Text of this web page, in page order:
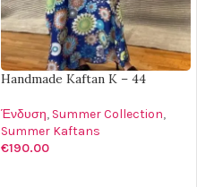
Handmade Kaftan K – 44
Ένδυση, Summer Collection,
Summer Kaftans
€190.00